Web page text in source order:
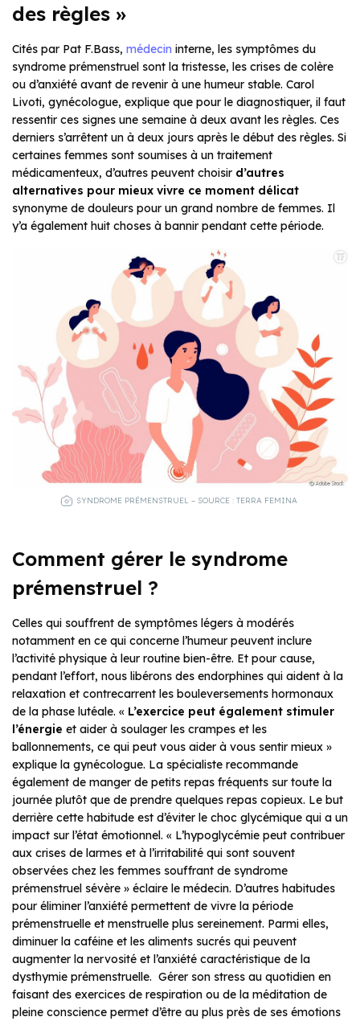
des règles »
Cités par Pat F.Bass, médecin interne, les symptômes du
syndrome prémenstruel sont la tristesse, les crises de colère
ou d’anxiété avant de revenir à une humeur stable. Carol
Livoti, gynécologue, explique que pour le diagnostiquer, il faut
ressentir ces signes une semaine à deux avant les règles. Ces
derniers s’arrêtent un à deux jours après le début des règles. Si
certaines femmes sont soumises à un traitement
médicamenteux, d’autres peuvent choisir d’autres
alternatives pour mieux vivre ce moment délicat
synonyme de douleurs pour un grand nombre de femmes. Il
y’a également huit choses à bannir pendant cette période.
SYNDROME PRÉMENSTRUEL – SOURCE : TERRA FEMINA
Comment gérer le syndrome
prémenstruel ?
Celles qui souffrent de symptômes légers à modérés
notamment en ce qui concerne l’humeur peuvent inclure
l’activité physique à leur routine bien-être. Et pour cause,
pendant l’effort, nous libérons des endorphines qui aident à la
relaxation et contrecarrent les bouleversements hormonaux
de la phase lutéale. « L’exercice peut également stimuler
l’énergie et aider à soulager les crampes et les
ballonnements, ce qui peut vous aider à vous sentir mieux »
explique la gynécologue. La spécialiste recommande
également de manger de petits repas fréquents sur toute la
journée plutôt que de prendre quelques repas copieux. Le but
derrière cette habitude est d’éviter le choc glycémique qui a un
impact sur l’état émotionnel. « L’hypoglycémie peut contribuer
aux crises de larmes et à l’irritabilité qui sont souvent
observées chez les femmes souffrant de syndrome
prémenstruel sévère » éclaire le médecin. D’autres habitudes
pour éliminer l’anxiété permettent de vivre la période
prémenstruelle et menstruelle plus sereinement. Parmi elles,
diminuer la caféine et les aliments sucrés qui peuvent
augmenter la nervosité et l’anxiété caractéristique de la
dysthymie prémenstruelle. Gérer son stress au quotidien en
faisant des exercices de respiration ou de la méditation de
pleine conscience permet d’être au plus près de ses émotions